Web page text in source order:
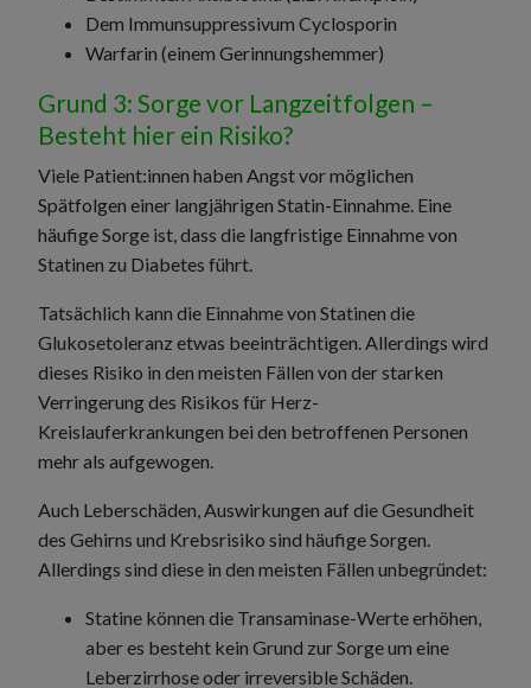
Dem Immunsuppressivum Cyclosporin
Warfarin (einem Gerinnungshemmer)
Grund 3: Sorge vor Langzeitfolgen –
Besteht hier ein Risiko?
Viele Patient:innen haben Angst vor möglichen
Spätfolgen einer langjährigen Statin-Einnahme. Eine
häufige Sorge ist, dass die langfristige Einnahme von
Statinen zu Diabetes führt.
Tatsächlich kann die Einnahme von Statinen die
Glukosetoleranz etwas beeinträchtigen. Allerdings wird
dieses Risiko in den meisten Fällen von der starken
Verringerung des Risikos für Herz-
Kreislauferkrankungen bei den betroffenen Personen
mehr als aufgewogen.
Auch Leberschäden, Auswirkungen auf die Gesundheit
des Gehirns und Krebsrisiko sind häufige Sorgen.
Allerdings sind diese in den meisten Fällen unbegründet:
Statine können die Transaminase-Werte erhöhen,
aber es besteht kein Grund zur Sorge um eine
Leberzirrhose oder irreversible Schäden.